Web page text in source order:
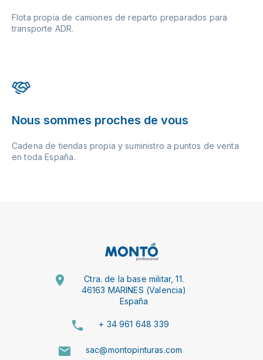
Flota propia de camiones de reparto preparados para
transporte ADR.
Nous sommes proches de vous
Cadena de tiendas propia y suministro a puntos de venta
en toda España.
Ctra. de la base militar, 11.
46163 MARINES (Valencia)
España
+ 34 961 648 339
sac@montopinturas.com